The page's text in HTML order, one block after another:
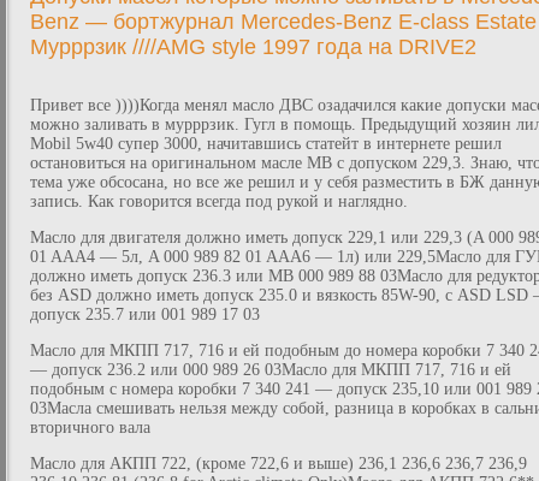
Benz — бортжурнал Mercedes-Benz E-class Estate
Мурррзик ////AMG style 1997 года на DRIVE2
Привет все ))))Когда менял масло ДВС озадачился какие допуски
можно заливать в мурррзик. Гугл в помощь. Предыдущий хозяин
Mobil 5w40 супер 3000, начитавшись статейт в интернете решил
остановиться на оригинальном масле МВ с допуском 229,3. Знаю,
тема уже обсосана, но все же решил и у себя разместить в БЖ
запись. Как говорится всегда под рукой и наглядно.
Масло для двигателя должно иметь допуск 229,1 или 229,3 (A 000
01 AAA4 — 5л, A 000 989 82 01 AAA6 — 1л) или 229,5Масло для
должно иметь допуск 236.3 или MB 000 989 88 03Масло для
без ASD должно иметь допуск 235.0 и вязкость 85W-90, с ASD
допуск 235.7 или 001 989 17 03
Масло для МКПП 717, 716 и ей подобным до номера коробки 7 340
— допуск 236.2 или 000 989 26 03Масло для МКПП 717, 716 и ей
подобным с номера коробки 7 340 241 — допуск 235,10 или 001 989
03Масла смешивать нельзя между собой, разница в коробках в
вторичного вала
Масло для АКПП 722, (кроме 722,6 и выше) 236,1 236,6 236,7 236,9